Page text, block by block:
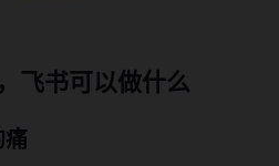
飞书可以做什么
痛